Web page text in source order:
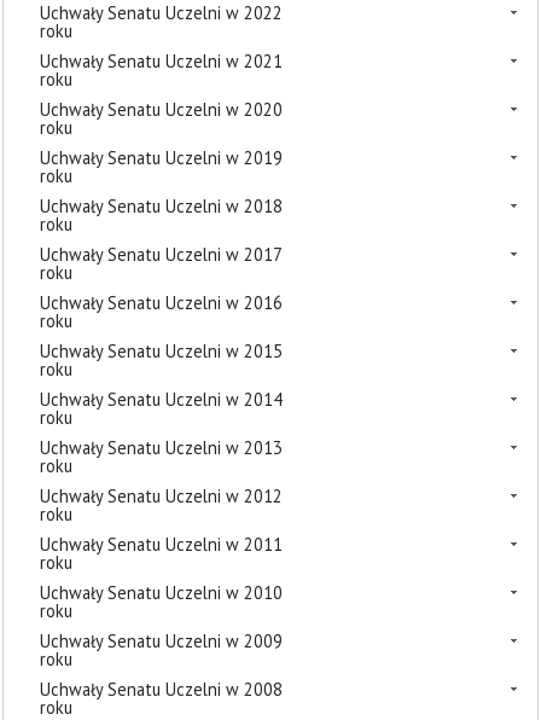
Uchwały Senatu Uczelni w 2022
roku
Uchwały Senatu Uczelni w 2021
roku
Uchwały Senatu Uczelni w 2020
roku
Uchwały Senatu Uczelni w 2019
roku
Uchwały Senatu Uczelni w 2018
roku
Uchwały Senatu Uczelni w 2017
roku
Uchwały Senatu Uczelni w 2016
roku
Uchwały Senatu Uczelni w 2015
roku
Uchwały Senatu Uczelni w 2014
roku
Uchwały Senatu Uczelni w 2013
roku
Uchwały Senatu Uczelni w 2012
roku
Uchwały Senatu Uczelni w 2011
roku
Uchwały Senatu Uczelni w 2010
roku
Uchwały Senatu Uczelni w 2009
roku
Uchwały Senatu Uczelni w 2008
roku